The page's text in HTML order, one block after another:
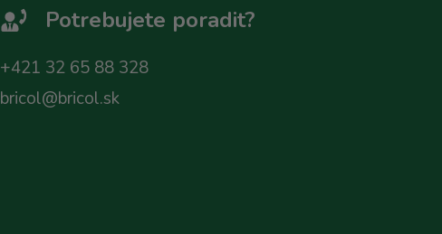
Potrebujete poradit?
+421 32 65 88 328
bricol@bricol.sk